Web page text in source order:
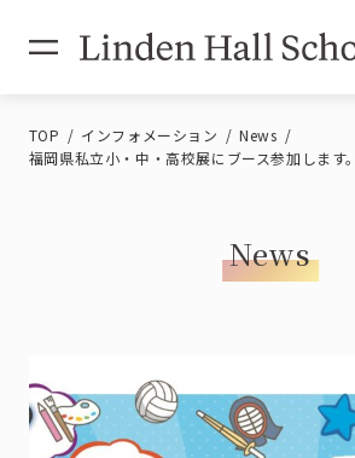
TOP インフォメーション
News
福岡県私立小・中・高校展にブース参加します。
News